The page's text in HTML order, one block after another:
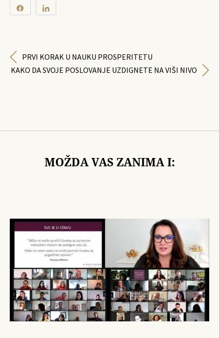
Share
PRVI KORAK U NAUKU PROSPERITETU
KAKO DA SVOJE POSLOVANJE UZDIGNETE NA VIŠI NIVO
MOŽDA VAS ZANIMA I: